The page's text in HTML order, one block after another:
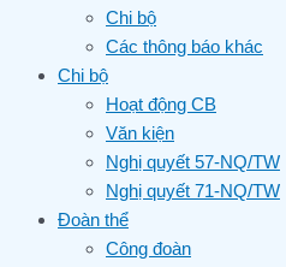
Chi bộ
Các thông báo khác
Chi bộ
Hoạt động CB
Văn kiện
Nghị quyết 57-NQ/TW
Nghị quyết 71-NQ/TW
Đoàn thể
Công đoàn